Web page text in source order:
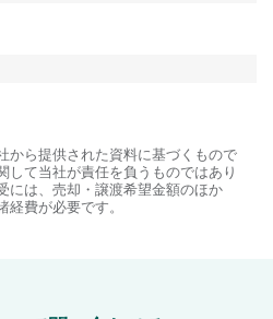
から提供された資料に基づくもので
して当社が責任を負うものではあり
には、売却・譲渡希望金額のほか
費が必要です。